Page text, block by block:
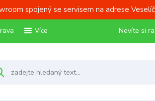
spojený se servisem na adrese
Více Nevíte si